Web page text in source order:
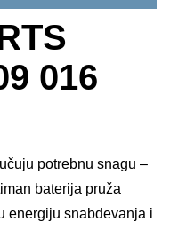
016
potrebnu snagu –
baterija pruža
energiju snabdevanja i